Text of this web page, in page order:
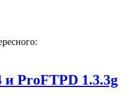
ProFTPD 1.3.3g